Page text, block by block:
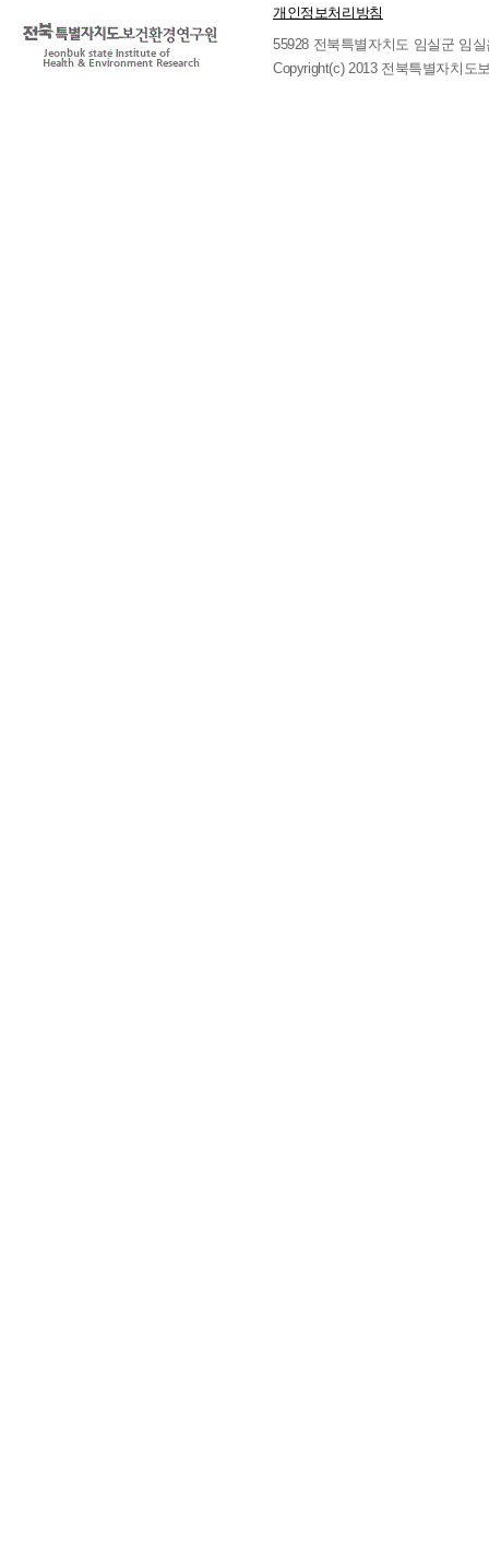
08일 24시
2026년 08월
08일 23시
개인정보처리방침
55928 전북특별자치도 임실군 임
Copyright(c) 2013 전북특별자치도